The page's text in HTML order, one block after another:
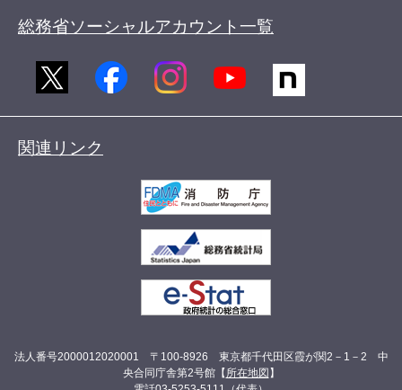
総務省ソーシャルアカウント一覧
関連リンク
法人番号2000012020001 〒100-8926 東京都千代田区霞が関2－1－2 中
央合同庁舎第2号館【 所在地図 】